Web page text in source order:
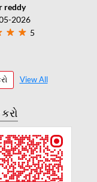
reddy
2026
5
View All